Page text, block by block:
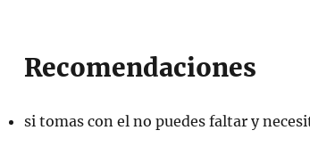
Recomendaciones
si tomas con el no puedes faltar y